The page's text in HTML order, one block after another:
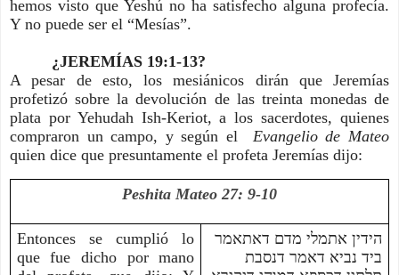
hemos visto que Yeshú no ha satisfecho alguna profecía.
Y no puede ser el “Mesías”.
¿JEREMÍAS 19:1-13?
A pesar de esto, los mesiánicos dirán que Jeremías
profetizó sobre la devolución de las treinta monedas de
plata por Yehudah Ish-Keriot, a los sacerdotes, quienes
compraron un campo, y según el
Evangelio de Mateo
quien dice que presuntamente el profeta Jeremías dijo:
Peshita Mateo 27: 9-10
Entonces se cumplió lo
que fue dicho por mano
הידין אתמלי מדם דאתאמר
ביד נביא דאמר דנסבת